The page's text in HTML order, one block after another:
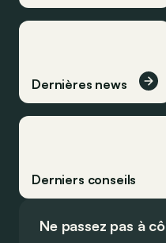
Dernières news
Derniers conseils
Ne passez pas à